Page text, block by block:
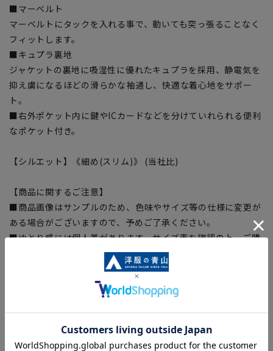
■マーベルト
マーベルトにタックを入れる事で、動いても突っ張ることなく
フィットします。
■キュプラ裏地
ジャケットの裏地に吸湿性に優れたキュプラを採用、静電気を
抑え虜になるほどの滑らかな袖通し、快適な着心地をサポー
ト。
■右外ポケット内に鍵やICカードなどを分けていれられる便利
なポケット付き。
【シルエット】《細め(スリム)》 (当社比)
【商品に関するご注意】
■商品画像はサンプルのため、色味やサイズ等の仕様に変更が
ある場合がございますので、予めご了承ください。
■ゆとり感には個人差があります。サイズ表を確認の上、ご購
入の目安としてご利用ください。
■生地や仕様・デザインにより、着用感や実際のサイズ表に若
干の誤差が生じる場合がございます。予めご了承ください。
■サイズスペックは仕上がりサイズを記載しております。一
部、商品現物におすすめサイズ(ヌードサイズ)を記載している
商品もございます。
■ブラウザやお使いのモニター環境、また撮影時の室内外の光